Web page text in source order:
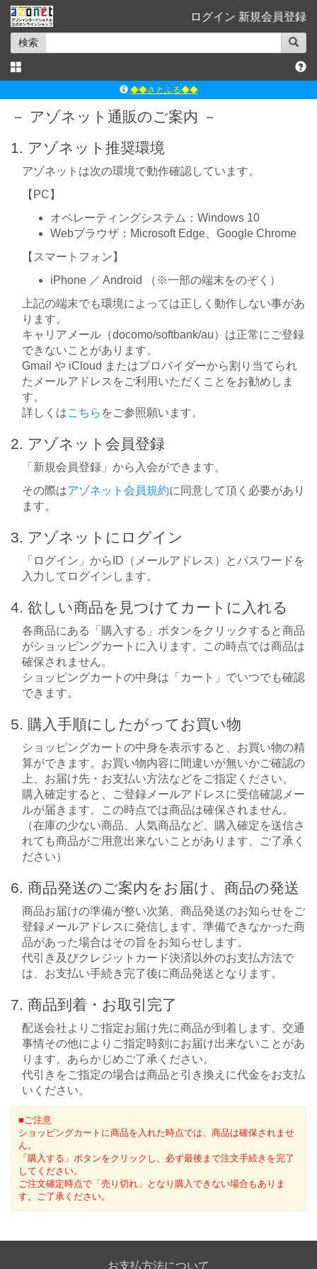
ログイン 新規会員登録
検索
◆◆さとふる◆◆
ｱｿﾞﾝﾚｰﾍﾞﾙｼｮｯﾌﾟ楽天市場店
ｱｿﾞﾝｵﾝﾗｲﾝｼｮｯﾌﾟX
よくあるご質問（Q&A）
－ アゾネット通販のご案内 －
1. アゾネット推奨環境
アゾネットは次の環境で動作確認しています。
【PC】
オペレーティングシステム：Windows 10
Webブラウザ：Microsoft Edge、Google Chrome
【スマートフォン】
iPhone ／ Android （※一部の端末をのぞく）
上記の端末でも環境によっては正しく動作しない事があ
ります。
キャリアメール（docomo/softbank/au）は正常にご登録
できないことがあります。
Gmail や iCloud またはプロバイダーから割り当てられ
たメールアドレスをご利用いただくことをお勧めしま
す。
詳しくはこちら をご参照願います。
2. アゾネット会員登録
「新規会員登録」から入会ができます。
その際はアゾネット会員規約に同意して頂く必要があり
ます。
3. アゾネットにログイン
「ログイン」からID（メールアドレス）とパスワードを
入力してログインします。
4. 欲しい商品を見つけてカートに入れる
各商品にある「購入する」ボタンをクリックすると商品
がショッピングカートに入ります。この時点では商品は
確保されません。
ショッピングカートの中身は「カート」でいつでも確認
できます。
5. 購入手順にしたがってお買い物
ショッピングカートの中身を表示すると、お買い物の精
算ができます。お買い物内容に間違いが無いかご確認の
上、お届け先・お支払い方法などをご指定ください。
購入確定すると、ご登録メールアドレスに受信確認メー
ルが届きます。この時点では商品は確保されません。
（在庫の少ない商品、人気商品など、購入確定を送信さ
れても商品がご用意出来ないことがあります。ご了承く
ださい）
6. 商品発送のご案内をお届け、商品の発送
商品お届けの準備が整い次第、商品発送のお知らせをご
登録メールアドレスに発信します。準備できなかった商
品があった場合はその旨をお知らせします。
代引き及びクレジットカード決済以外のお支払方法で
は、お支払い手続き完了後に商品発送となります。
7. 商品到着・お取引完了
配送会社よりご指定お届け先に商品が到着します。交通
事情その他によりご指定時刻にお届け出来ないことがあ
ります。あらかじめご了承ください。
代引きをご指定の場合は商品と引き換えに代金をお支払
いください。
■ご注意
ショッピングカートに商品を入れた時点では、商品は確保されませ
ん。
「購入する」ボタンをクリックし、必ず最後まで注文手続きを完了
してください。
ご注文確定時点で「売り切れ」となり購入できない場合もありま
す。ご了承ください。
お支払方法について